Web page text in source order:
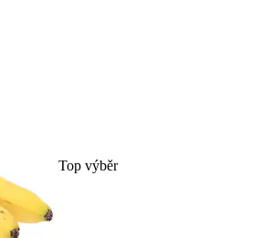
Top výběr